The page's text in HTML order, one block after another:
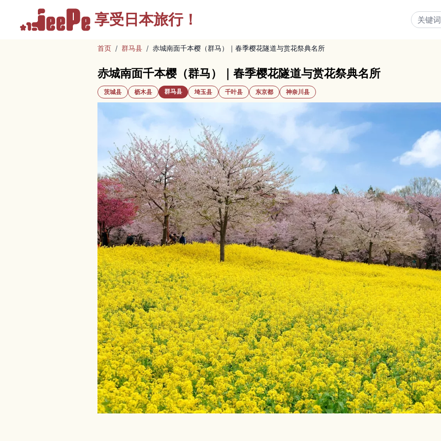
享受 日本旅行！
首页 / 群马县 / 赤城南面千本樱（群马）｜春季樱花隧道与赏花祭典名所
赤城南面千本樱（群马）｜春季樱花隧道与赏花祭典名所
茨城县 枥木县 群马县 埼玉县 千叶县 东京都 神奈川县